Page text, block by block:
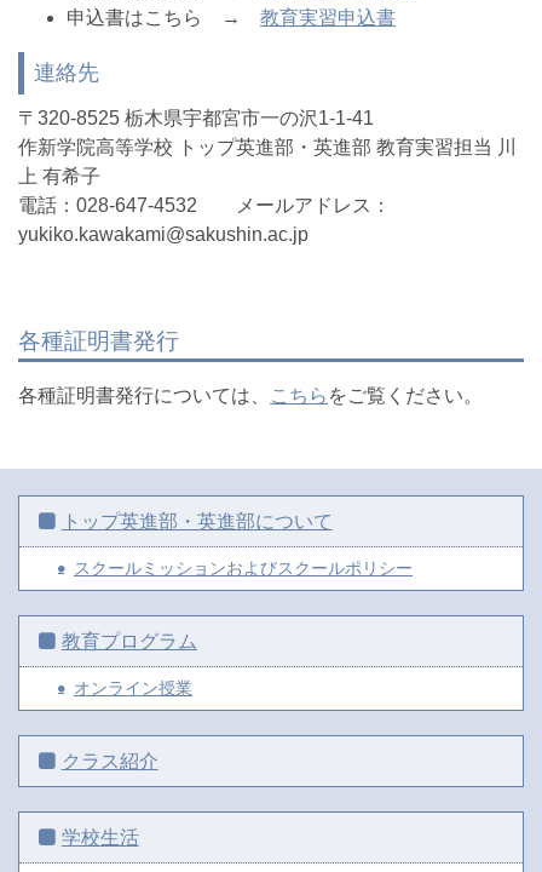
申込書はこちら → 教育実習申込書
連絡先
〒320-8525 栃木県宇都宮市一の沢1-1-41
作新学院高等学校 トップ英進部・英進部 教育実習担当 川
上 有希子
電話：028-647-4532 メールアドレス：
yukiko.kawakami@sakushin.ac.jp
各種証明書発行
各種証明書発行については、 こちら をご覧ください。
トップ英進部・英進部について
スクールミッションおよびスクールポリシー
教育プログラム
オンライン授業
クラス紹介
学校生活